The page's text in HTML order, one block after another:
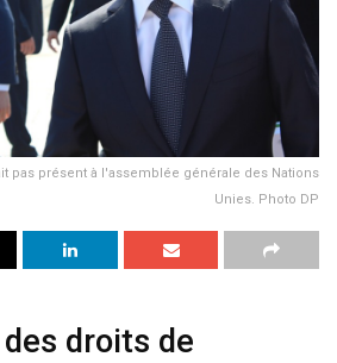
pas présent à l'assemblée générale des Nations
Unies. Photo DP
droits de